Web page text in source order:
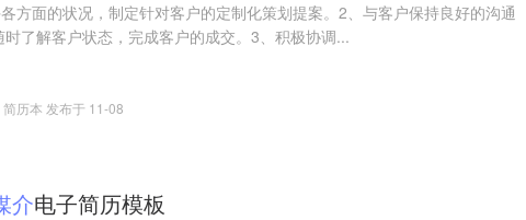
方面的状况，制定针对客户的定制化策划提案。2、与客户保持良好的沟通
时了解客户状态，完成客户的成交。3、积极协调...
简历本 发布于 11-08
介电子简历模板